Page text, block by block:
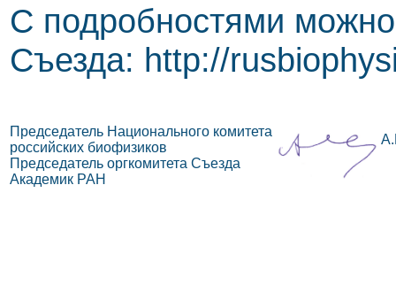
С подробностями
Съезда: http://
Председатель Национального комитета
российских биофизиков
Председатель оргкомитета Съезда
Академик РАН